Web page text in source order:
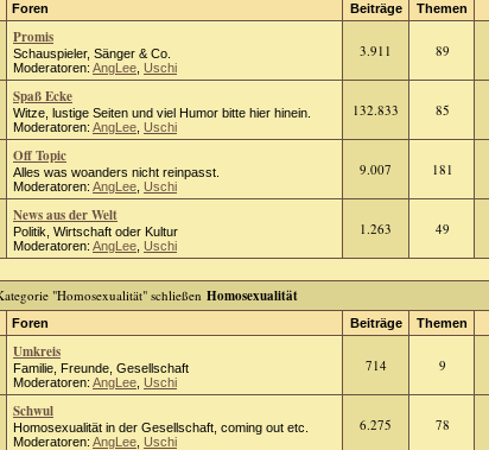
Foren Beiträge Themen
Promis
Schauspieler, Sänger & Co.
Moderatoren: AngLee Uschi
3.911 89
Spaß Ecke
Witze, lustige Seiten und viel Humor bitte hier hinein.
Moderatoren: AngLee Uschi
132.833 85
Off Topic
Alles was woanders nicht reinpasst.
Moderatoren: AngLee Uschi
9.007 181
News aus der Welt
Politik, Wirtschaft oder Kultur
Moderatoren: AngLee Uschi
1.263 49
Homosexualität
Foren Beiträge Themen
Umkreis
Familie, Freunde, Gesellschaft
Moderatoren: AngLee Uschi
714 9
Schwul
Homosexualität in der Gesellschaft, coming out etc.
Moderatoren: AngLee Uschi
6.275 78